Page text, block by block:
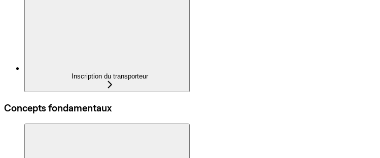
Inscription du transporteur
Concepts fondamentaux